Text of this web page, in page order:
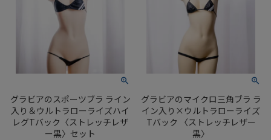
グラビアのスポーツブラ ライン
入り＆ウルトラローライズハイ
レグTバック〈ストレッチレザ
ー黒〉セット
グラビアのマイクロ三角ブラ ラ
イン入り×ウルトラローライズ
Tバック 〈ストレッチレザー
黒〉